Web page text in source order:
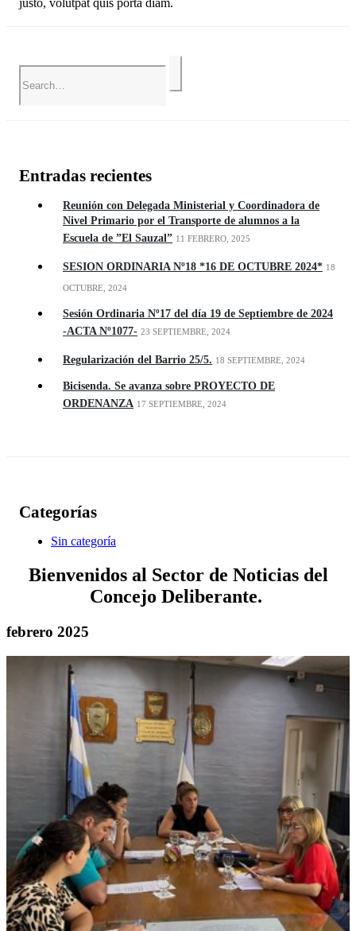
justo, volutpat quis porta diam.
Entradas recientes
Reunión con Delegada Ministerial y Coordinadora de
Nivel Primario por el Transporte de alumnos a la
Escuela de ”El Sauzal” 11 FEBRERO, 2025
SESION ORDINARIA Nº18 *16 DE OCTUBRE 2024* 18
OCTUBRE, 2024
Sesión Ordinaria Nº17 del día 19 de Septiembre de 2024
-ACTA Nº1077- 23 SEPTIEMBRE, 2024
Regularización del Barrio 25/5. 18 SEPTIEMBRE, 2024
Bicisenda. Se avanza sobre PROYECTO DE
ORDENANZA 17 SEPTIEMBRE, 2024
Categorías
Sin categoría
Bienvenidos al Sector de Noticias del
Concejo Deliberante.
febrero 2025